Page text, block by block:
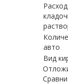
Расход
авто
Вид